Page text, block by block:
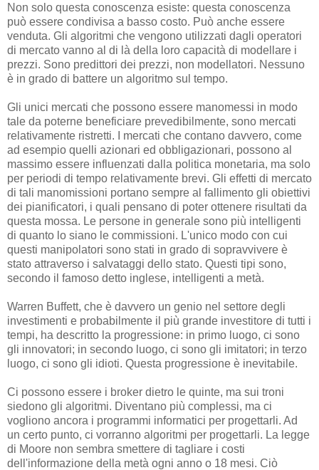
Non solo questa conoscenza esiste: questa conoscenza
può essere condivisa a basso costo. Può anche essere
venduta. Gli algoritmi che vengono utilizzati dagli operatori
di mercato vanno al di là della loro capacità di modellare i
prezzi. Sono predittori dei prezzi, non modellatori. Nessuno
è in grado di battere un algoritmo sul tempo.
Gli unici mercati che possono essere manomessi in modo
tale da poterne beneficiare prevedibilmente, sono mercati
relativamente ristretti. I mercati che contano davvero, come
ad esempio quelli azionari ed obbligazionari, possono al
massimo essere influenzati dalla politica monetaria, ma solo
per periodi di tempo relativamente brevi. Gli effetti di mercato
di tali manomissioni portano sempre al fallimento gli obiettivi
dei pianificatori, i quali pensano di poter ottenere risultati da
questa mossa. Le persone in generale sono più intelligenti
di quanto lo siano le commissioni. L'unico modo con cui
questi manipolatori sono stati in grado di sopravvivere è
stato attraverso i salvataggi dello stato. Questi tipi sono,
secondo il famoso detto inglese, intelligenti a metà.
Warren Buffett, che è davvero un genio nel settore degli
investimenti e probabilmente il più grande investitore di tutti i
tempi, ha descritto la progressione: in primo luogo, ci sono
gli innovatori; in secondo luogo, ci sono gli imitatori; in terzo
luogo, ci sono gli idioti. Questa progressione è inevitabile.
Ci possono essere i broker dietro le quinte, ma sui troni
siedono gli algoritmi. Diventano più complessi, ma ci
vogliono ancora i programmi informatici per progettarli. Ad
un certo punto, ci vorranno algoritmi per progettarli. La legge
di Moore non sembra smettere di tagliare i costi
dell'informazione della metà ogni anno o 18 mesi. Ciò